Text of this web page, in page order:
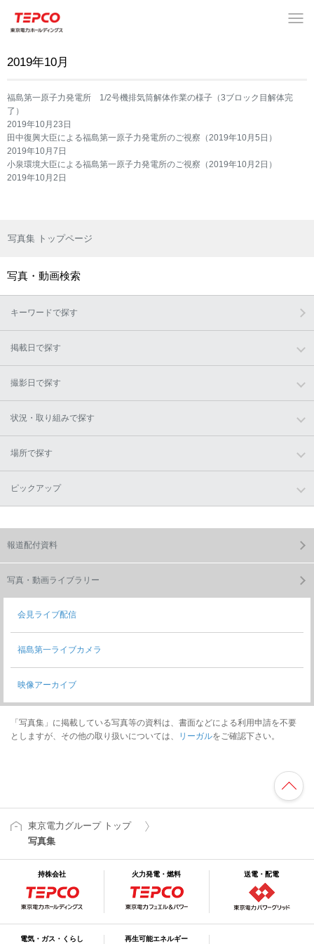
2019年10月
福島第一原子力発電所 1/2号機排気筒解体作業の様子（3ブロック目解体完
了）
2019年10月23日
田中復興大臣による福島第一原子力発電所のご視察（2019年10月5日）
2019年10月7日
小泉環境大臣による福島第一原子力発電所のご視察（2019年10月2日）
2019年10月2日
写真集 トップページ
写真・動画検索
キーワードで探す
掲載日で探す
撮影日で探す
状況・取り組みで探す
場所で探す
ピックアップ
報道配付資料
写真・動画ライブラリー
会見ライブ配信
福島第一ライブカメラ
映像アーカイブ
「写真集」に掲載している写真等の資料は、書面などによる利用申請を不要
としますが、その他の取り扱いについては、
リーガルをご確認下さい。
東京電力グループ トップ
写真集
持株会社 火力発電・燃料 送電・配電
電気・ガス・くらし 再生可能エネルギー